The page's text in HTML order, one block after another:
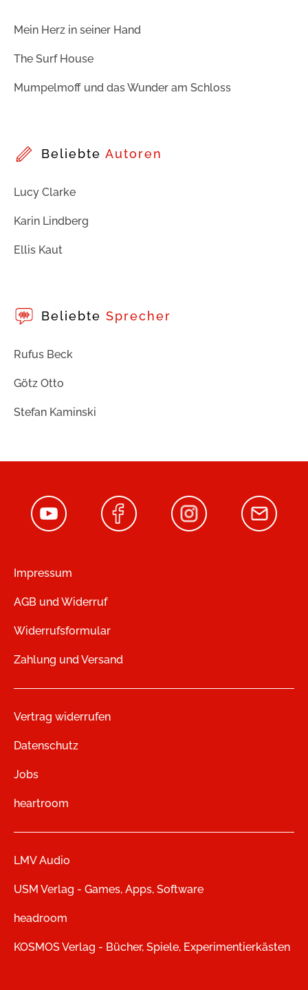
Mein Herz in seiner Hand
The Surf House
Mumpelmoff und das Wunder am Schloss
Beliebte Autoren
Lucy Clarke
Karin Lindberg
Ellis Kaut
Beliebte Sprecher
Rufus Beck
Götz Otto
Stefan Kaminski
Impressum
AGB und Widerruf
Widerrufsformular
Zahlung und Versand
Vertrag widerrufen
Datenschutz
Jobs
heartroom
LMV Audio
USM Verlag - Games, Apps, Software
headroom
KOSMOS Verlag - Bücher, Spiele, Experimentierkästen